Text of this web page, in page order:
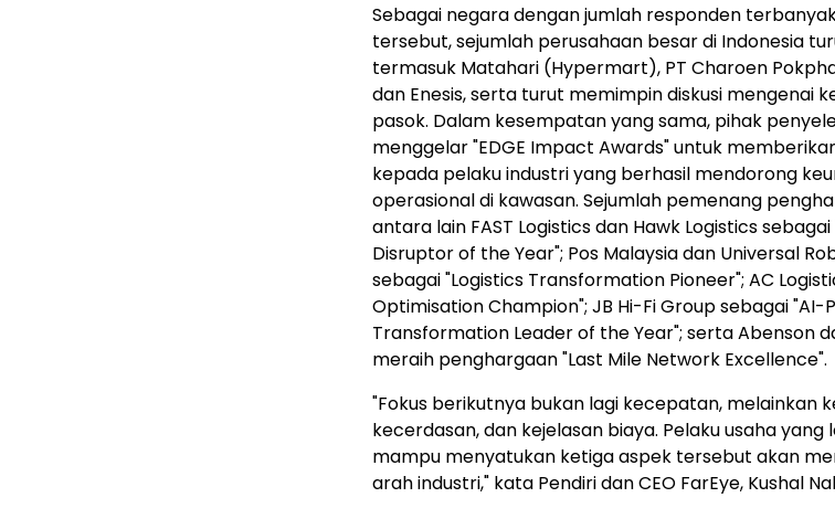
Sebagai negara dengan jumlah responden
tersebut, sejumlah perusahaan besar di Indonesia
termasuk Matahari (Hypermart), PT Charoen
dan Enesis, serta turut memimpin diskusi mengenai
pasok. Dalam kesempatan yang sama, pihak
menggelar "EDGE Impact Awards" untuk
kepada pelaku industri yang berhasil mendorong
operasional di kawasan. Sejumlah pemenang
antara lain FAST Logistics dan Hawk Logistics
Disruptor of the Year"; Pos Malaysia dan Universal
sebagai "Logistics Transformation Pioneer"; AC
Optimisation Champion"; JB Hi-Fi Group sebagai "AI-
Transformation Leader of the Year"; serta Abenson
meraih penghargaan "Last Mile Network Excellence".
"Fokus berikutnya bukan lagi kecepatan, melainkan
kecerdasan, dan kejelasan biaya. Pelaku usaha yang
mampu menyatukan ketiga aspek tersebut akan
arah industri," kata Pendiri dan CEO FarEye, Kushal